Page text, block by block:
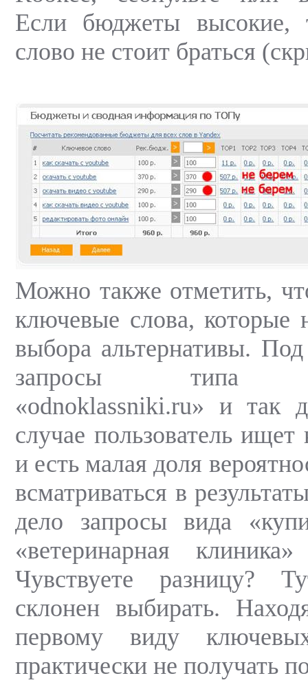
Если бюджеты высокие,
слово не стоит браться
Можно также отметить,
ключевые слова, которые
выбора альтернативы.
запросы типа
«odnoklassniki.ru» и так
случае пользователь ищет
и есть малая доля
всматриваться в
дело запросы вида
«ветеринарная
Чувствуете разницу?
склонен выбирать.
первому виду
практически не получать